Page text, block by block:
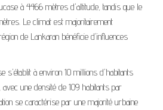
à 4466 mètres d'altitude, tandis que le
Le climat est majoritairement
de Lankaran bénéficie d'influences
s'établit à environ 10 millions d'habitants
une densité de 109 habitants par
se caractérise par une majorité urbaine